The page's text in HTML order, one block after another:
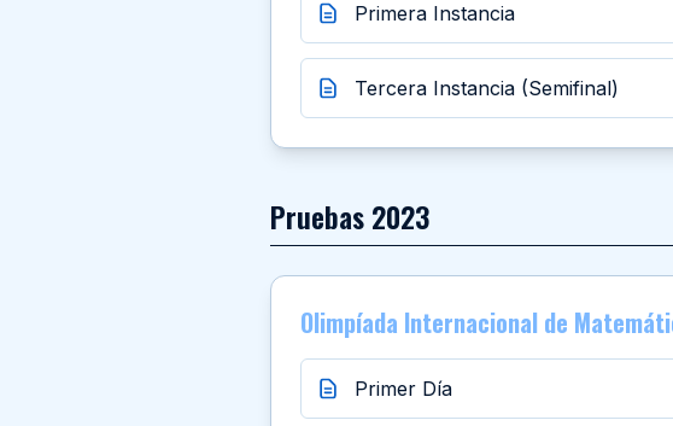
Primera Instancia
Tercera Instancia (Semifinal)
Pruebas2023
Olimpíada Internacional de
Primer Día